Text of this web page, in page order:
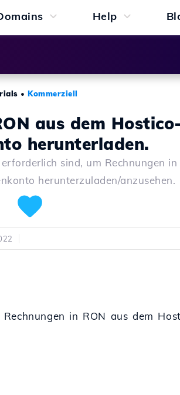
Help
•Kommerziell
aus dem Hostico-
herunterladen.
sind, um Rechnungen in
herunterzuladen/anzusehen.
in RON aus dem